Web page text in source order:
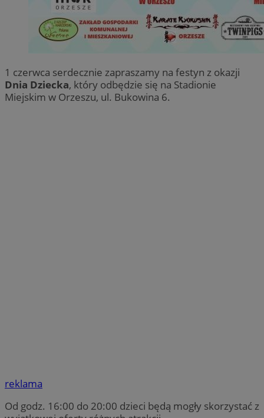
1 czerwca serdecznie zapraszamy na festyn z okazji
Dnia Dziecka, który odbędzie się na Stadionie
Miejskim w Orzeszu, ul. Bukowina 6.
reklama
Od godz. 16:00 do 20:00 dzieci będą mogły skorzystać z